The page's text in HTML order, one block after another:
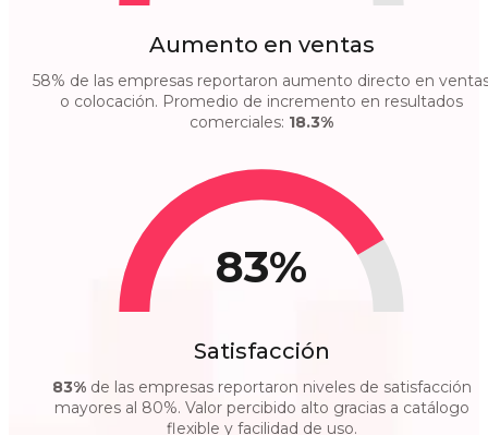
Aumento en ventas
58% de las empresas reportaron aumento directo en
o colocación. Promedio de incremento en resultados
comerciales: 18.3%
83%
Satisfacción
83%de las empresas reportaron niveles de satisfacción
mayores al 80%. Valor percibido alto gracias a catálogo
flexible y facilidad de uso.